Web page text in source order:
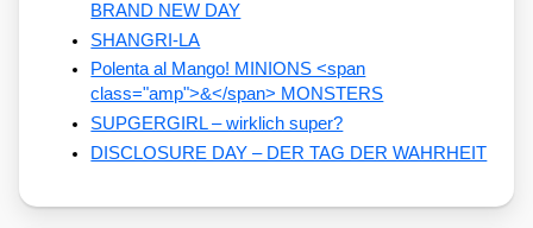
BRAND NEW DAY
SHANGRI-LA
Polenta al Mango! MINIONS <span
class="amp">&</span> MONSTERS
SUPGERGIRL – wirklich super?
DISCLOSURE DAY – DER TAG DER WAHRHEIT